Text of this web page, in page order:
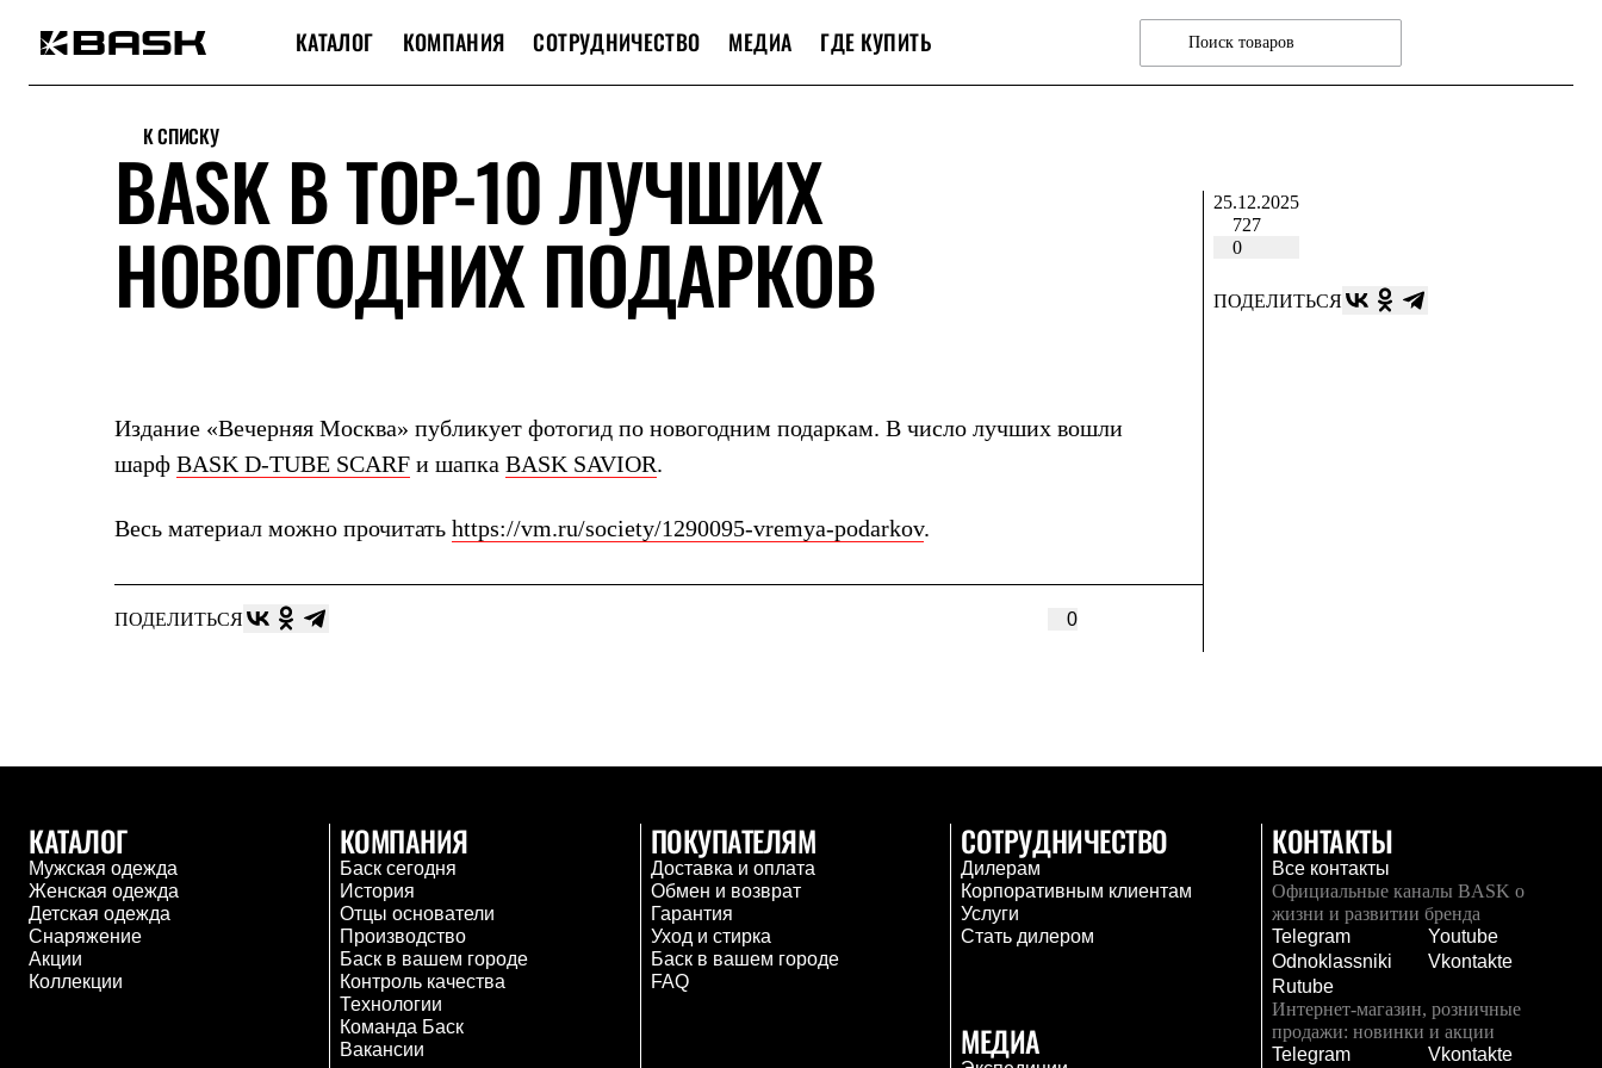
КАТАЛОГ КОМПАНИЯ СОТРУДНИЧЕСТВО МЕДИА ГДЕ КУПИТЬ
Мужская одежда
Утепленная пухом
Утепленная синтетикой
Флисовая одежда
Среднее термобелье
Куртки
Брюки
Жилеты
Утепленная синтетикой
Куртки
Брюки
Штормовая одежда
К СПИСКУ
BASK В TOP-10 ЛУЧШИХ
НОВОГОДНИХ ПОДАРКОВ
25.12.2025
727
0
ПОДЕЛИТЬСЯ
Издание «Вечерняя Москва» публикует фотогид по новогодним подаркам. В число лучших вошли
шарф BASK D-TUBE SCARF и шапка BASK SAVIOR.
Весь материал можно прочитать https://vm.ru/society/1290095-vremya-podarkov.
ПОДЕЛИТЬСЯ 0
КАТАЛОГ
Мужская одежда
Женская одежда
Детская одежда
Снаряжение
Акции
Коллекции
КОМПАНИЯ
Баск сегодня
История
Отцы основатели
Производство
Баск в вашем городе
Контроль качества
Технологии
Команда Баск
Вакансии
ПОКУПАТЕЛЯМ
Доставка и оплата
Обмен и возврат
Гарантия
Уход и стирка
Баск в вашем городе
FAQ
СОТРУДНИЧЕСТВО
Дилерам
Корпоративным клиентам
Услуги
Стать дилером
МЕДИА
КОНТАКТЫ
Все контакты
Официальные каналы BASK о
жизни и развитии бренда
Telegram
Youtube
Odnoklassniki
Vkontakte
Rutube
Интернет-магазин, розничные
продажи: новинки и акции
Telegram
Vkontakte